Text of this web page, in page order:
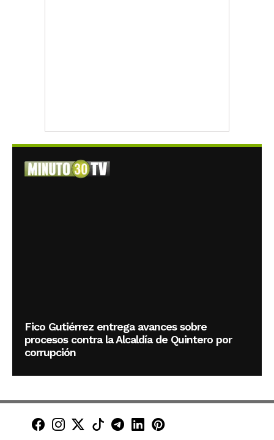
Fico Gutiérrez entrega avances sobre
procesos contra la Alcaldía de Quintero por
corrupción
Minuto30 en Facebook
Minuto30 en Instagram
Minuto30 en X (Twitter)
Minuto30 en TikTok
Canal de Minuto30 en
Minuto30 en LinkedIn
Minuto30 en